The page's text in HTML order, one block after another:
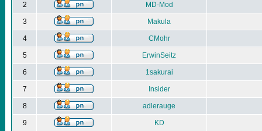
2 MD-Mod
3 Makula
4 CMohr
5 ErwinSeitz
6 1sakurai
7 Insider
8 adlerauge
9 KD